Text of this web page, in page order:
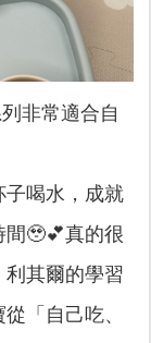
非常適合自
子喝水，成就
🥹💕真的很
其爾的學習
「自己吃、